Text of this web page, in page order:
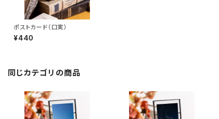
ポストカード（口実）
¥440
同じカテゴリの商品